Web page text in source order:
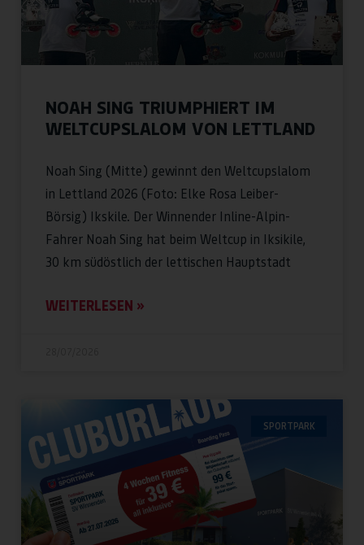
NOAH SING TRIUMPHIERT IM
WELTCUPSLALOM VON LETTLAND
Noah Sing (Mitte) gewinnt den Weltcupslalom
in Lettland 2026 (Foto: Elke Rosa Leiber-
Börsig) Ikskile. Der Winnender Inline-Alpin-
Fahrer Noah Sing hat beim Weltcup in Iksikile,
30 km südöstlich der lettischen Hauptstadt
WEITERLESEN »
SPORTPARK